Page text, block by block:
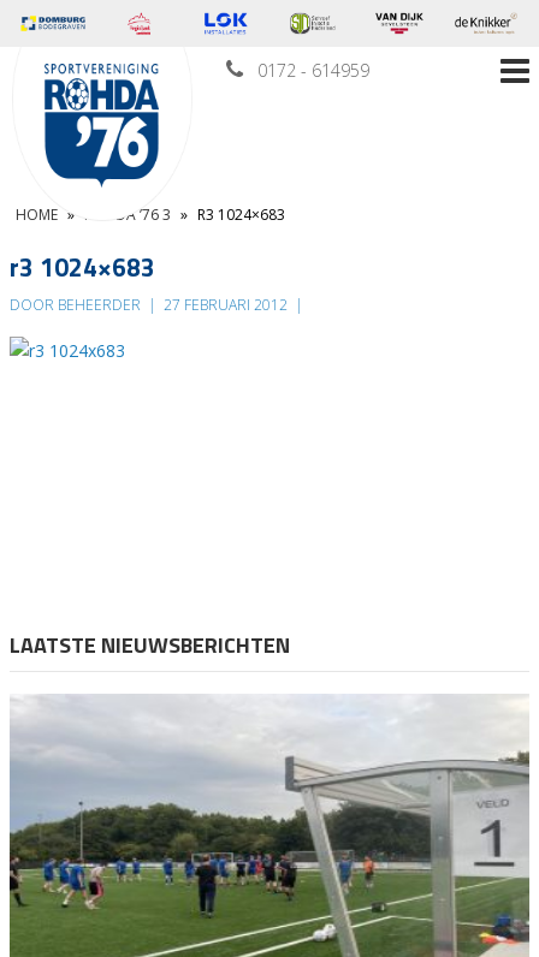
0172 - 614959
HOME » ROHDA ’76 3 » R3 1024×683
r3 1024×683
DOOR BEHEERDER | 27 FEBRUARI 2012 |
LAATSTE NIEUWSBERICHTEN